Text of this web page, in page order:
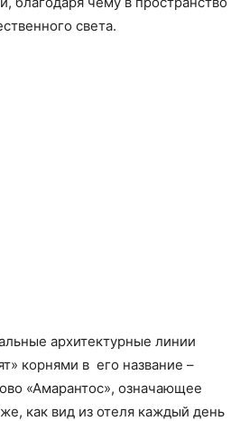
света.
архитектурные линии
корнями в его название –
«Амарантос», означающее
как вид из отеля каждый день